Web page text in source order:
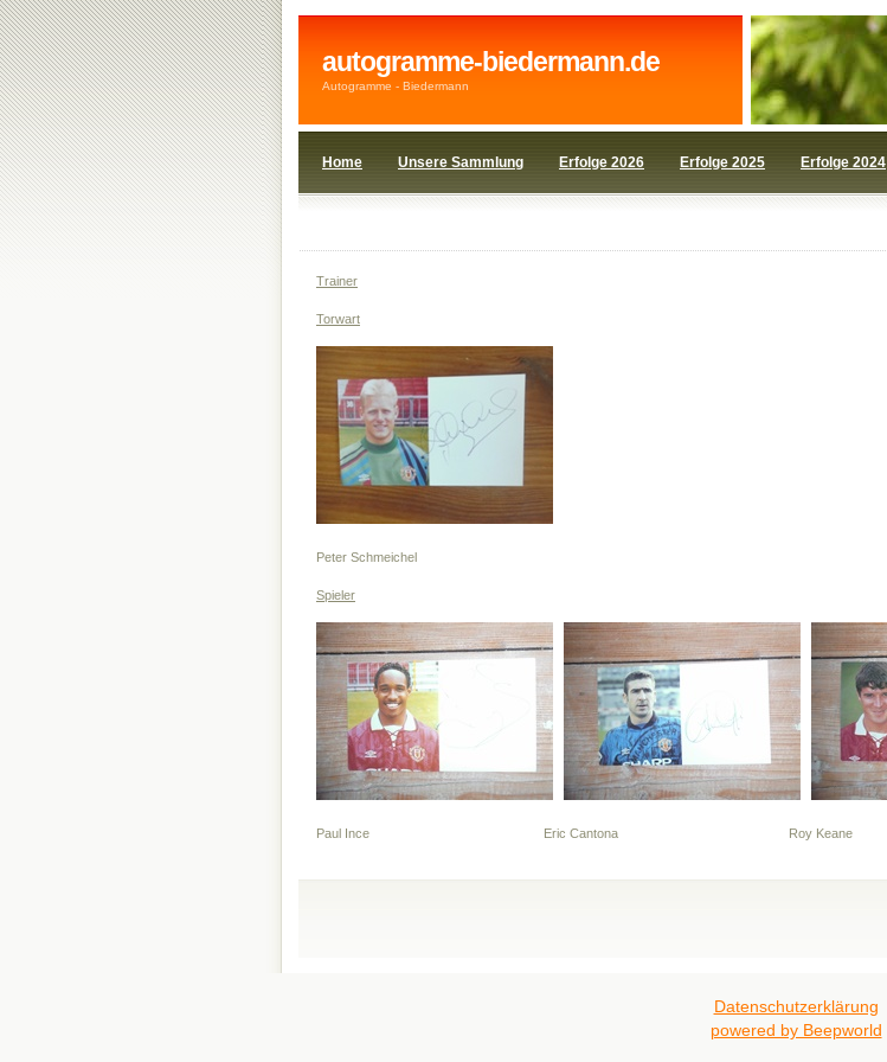
autogramme-biedermann.de
Autogramme - Biedermann
Home Unsere Sammlung Erfolge 2026 Erfolge 2025 Erfolge 2024
Trainer
Torwart
Peter Schmeichel
Spieler
Paul Ince Eric Cantona Roy Keane
Datenschutzerklärung
powered by Beepworld